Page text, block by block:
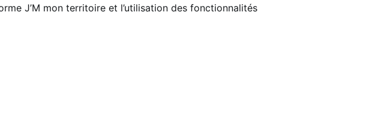
J’M mon territoire et l’utilisation des fonctionnalités